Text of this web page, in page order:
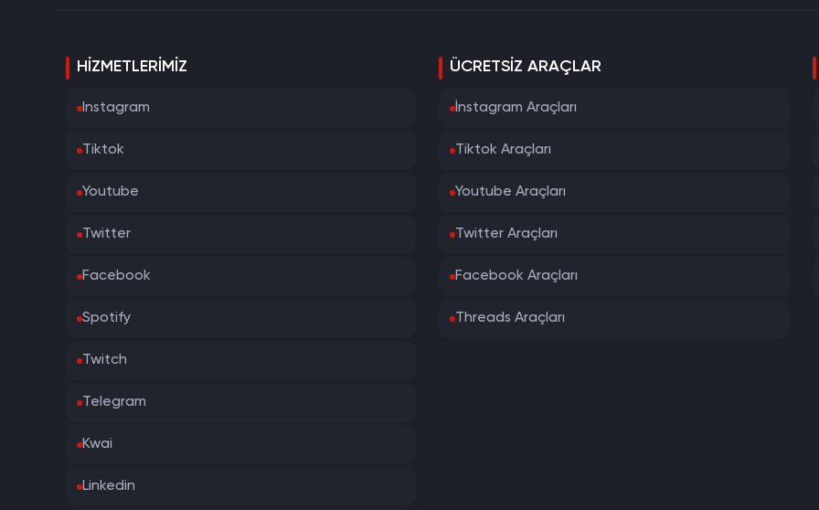
HIZMETLERIMIZ
Instagram
Tiktok
Youtube
Twitter
Facebook
Spotify
Twitch
Telegram
Kwai
Linkedin
ÜCRETSIZ ARAÇLAR
İnstagram Araçları
Tiktok Araçları
Youtube Araçları
Twitter Araçları
Facebook Araçları
Threads Araçları